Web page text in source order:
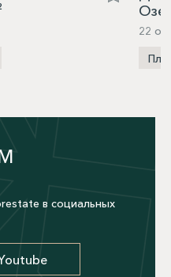
22
в социальных